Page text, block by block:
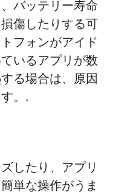
バッテリー寿命
傷したりする可
フォンがアイド
いるアプリが数
る場合は、原因
。.
したり、アプリ
単な操作がうま